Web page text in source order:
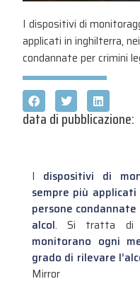
I dispositivi di
applicati in inghilterra,
condannate per crimini
data di pubblicazione:
I dispositivi di
sempre più
persone
alcol. Si tratta di
monitorano ogni
grado di rilevare
Mirror